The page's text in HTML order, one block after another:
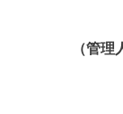
（管